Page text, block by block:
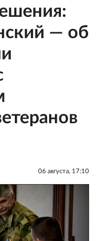
— об
06 августа, 17:10